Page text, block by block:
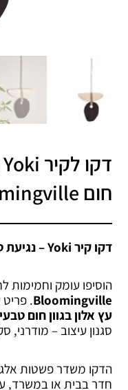
חום Bloomingville
דקו קיר Yoki – נגיעת טבע ייחודית לעיצוב הבית
הוסיפו עומק וחמימות
Bloomingville. פריט
עץ אלון בגוון חום טבעי
סגנון עיצוב – מודרני,
הדקו משדר פשטות
חדר בבית או במשרד,